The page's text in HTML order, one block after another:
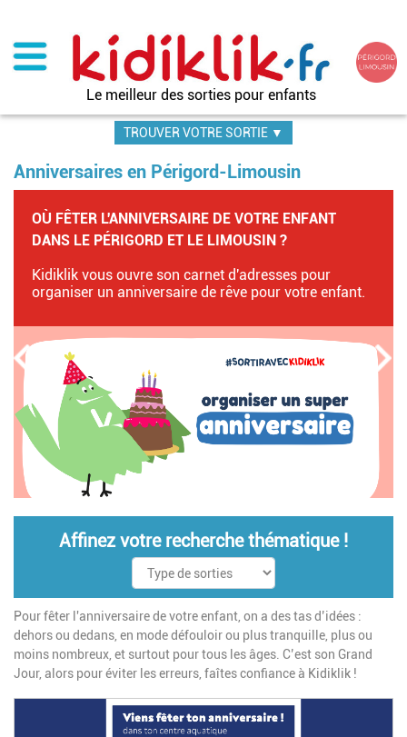
contenu
principal
Le meilleur des sorties pour enfants
TROUVER VOTRE SORTIE ▼
Anniversaires en Périgord-Limousin
OÙ FÊTER L'ANNIVERSAIRE DE VOTRE ENFANT
DANS LE PÉRIGORD ET LE LIMOUSIN ?
Kidiklik vous ouvre son carnet d'adresses pour
organiser un anniversaire de rêve pour votre enfant.
Affinez votre recherche thématique !
Pour fêter l'anniversaire de votre enfant, on a des tas d’idées :
dehors ou dedans, en mode défouloir ou plus tranquille, plus ou
moins nombreux, et surtout pour tous les âges. C’est son Grand
Jour, alors pour éviter les erreurs, faîtes confiance à Kidiklik !